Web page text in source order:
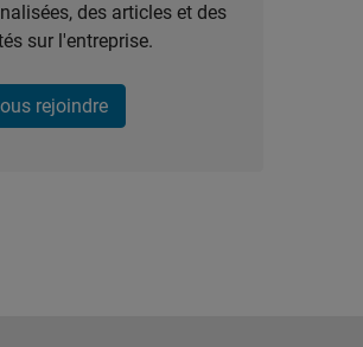
des articles et des
sur l'entreprise.
rejoindre